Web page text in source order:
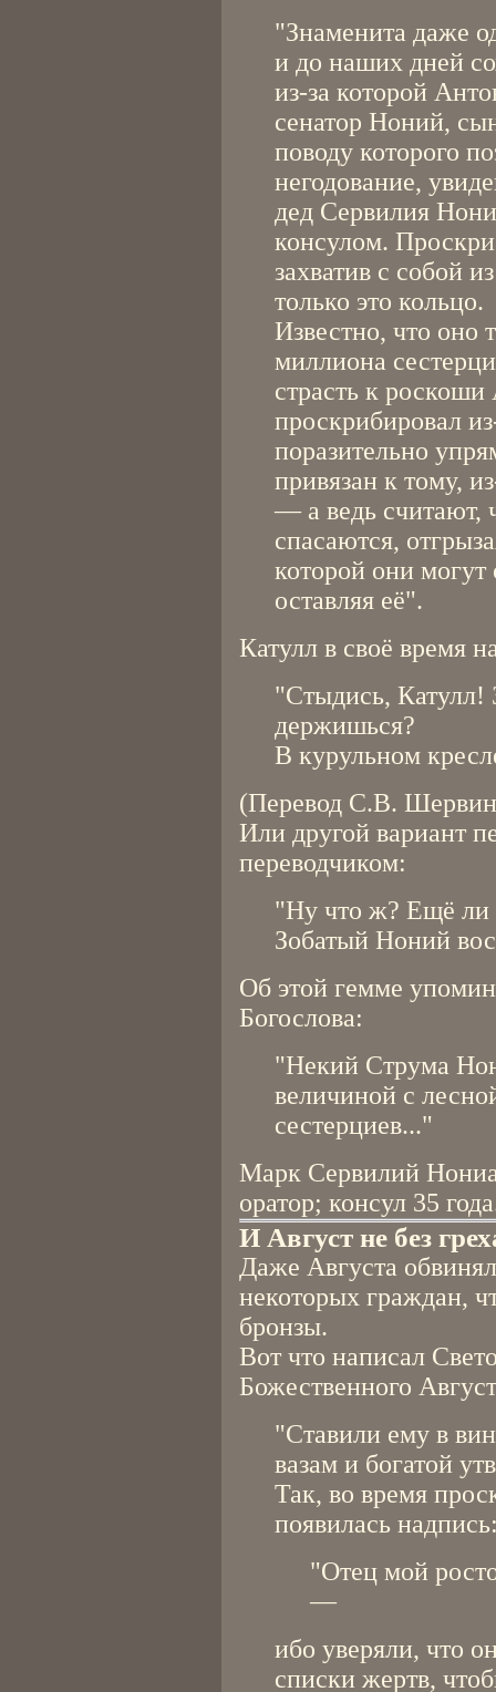
"Знаменита даже
и до наших дней
из-за которой
сенатор Ноний,
поводу которого
негодование,
дед Сервилия
консулом.
захватив с собой
только это кольцо.
Известно, что оно
миллиона
страсть к
проскрибировал
поразительно
привязан к тому,
— а ведь считают,
спасаются,
которой они могут
оставляя её".
Катулл в своё время
"Стыдись, Катулл!
держишься?
В курульном
(Перевод С.В.
Или другой вариант
переводчиком:
"Ну что ж? Ещё ли
Зобатый Ноний
Об этой гемме
Богослова:
"Некий Струма
величиной с
сестерциев..."
Марк Сервилий
оратор; консул 35
И Август не без
Даже Августа
некоторых граждан,
бронзы.
Вот что написал
Божественного
"Ставили ему в
вазам и богатой
Так, во время
появилась
"Отец мой
—
ибо уверяли, что
списки жертв,